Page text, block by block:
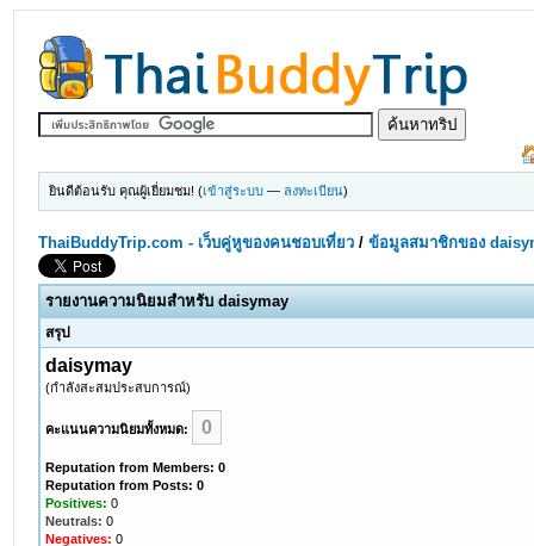
ยินดีต้อนรับ คุณผู้เยี่ยมชม! (เข้าสู่ระบบ — ลงทะเบียน)
ThaiBuddyTrip.com - เว็บคู่หูของคนชอบเที่ยว /ข้อมูลสมาชิกของ
รายงานความนิยมสำหรับ daisymay
สรุป
daisymay
(กำลังสะสมประสบการณ์)
คะแนนความนิยมทั้งหมด: 0
Reputation from Members: 0
Reputation from Posts: 0
Positives: 0
Neutrals: 0
Negatives: 0